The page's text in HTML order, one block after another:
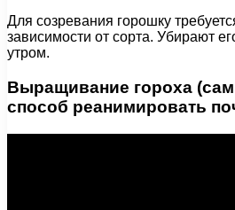
Для созревания горошку
зависимости от сорта. Убирают
утром.
Выращивание гороха
способ реанимировать